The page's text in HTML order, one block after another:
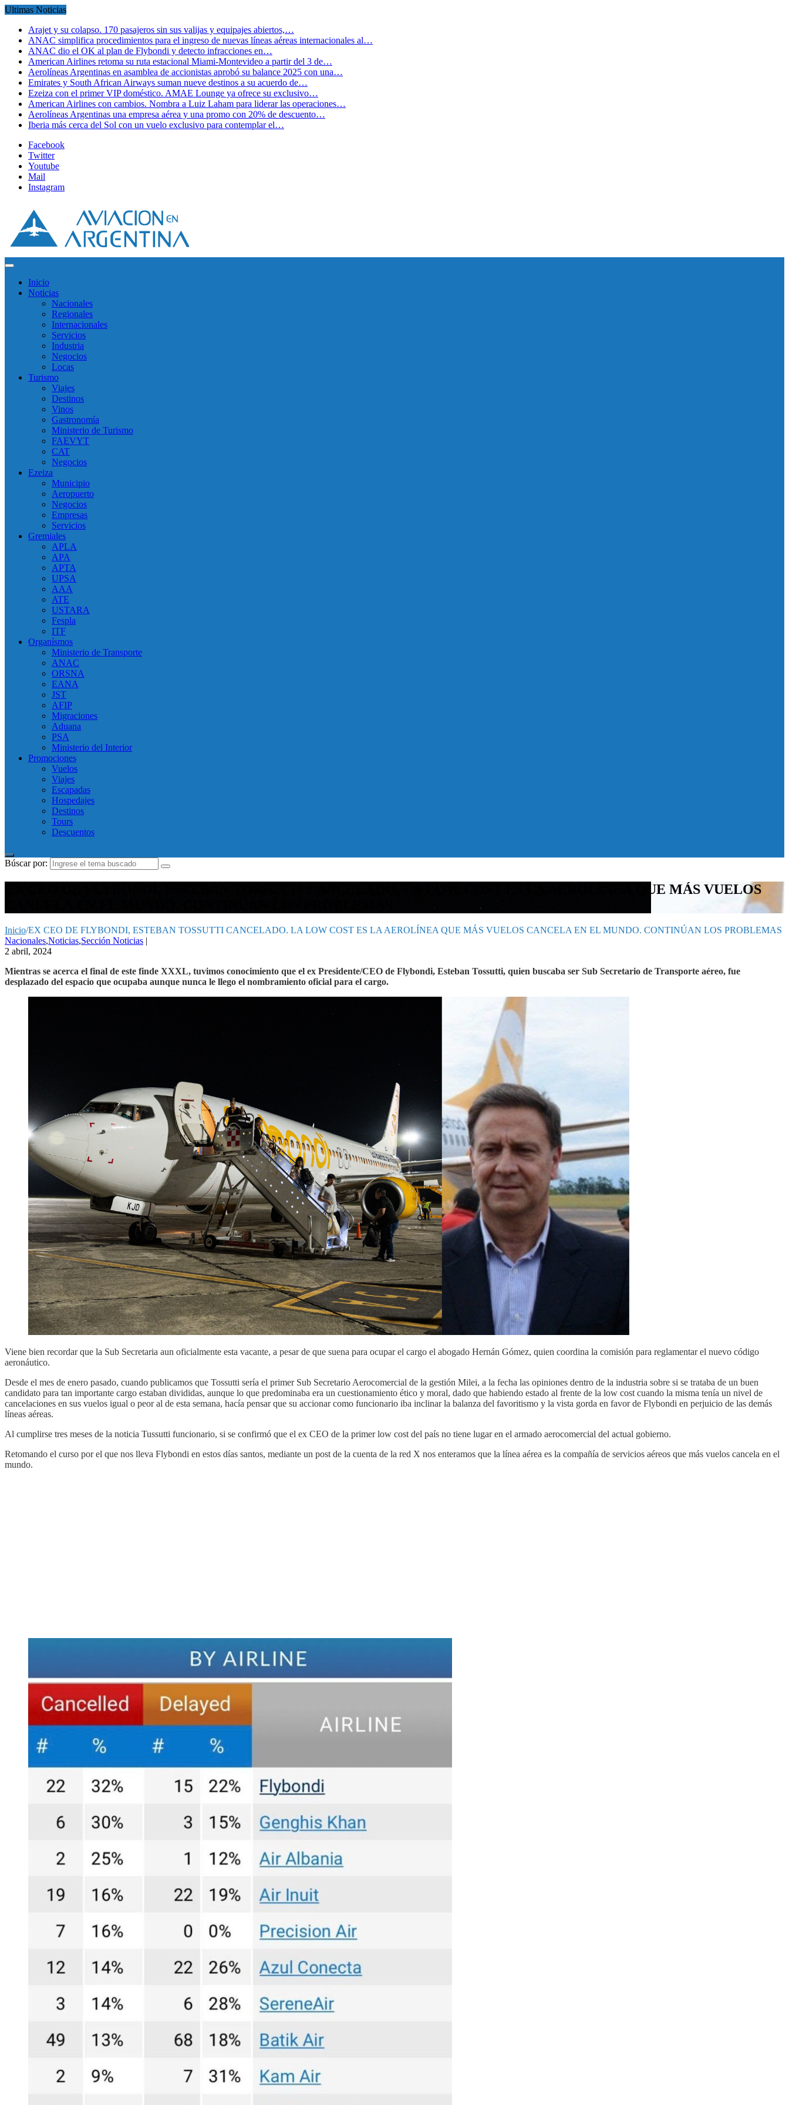
Ultimas Noticias
Arajet y su colapso. 170 pasajeros sin sus valijas y equipajes abiertos,…
ANAC simplifica procedimientos para el ingreso de nuevas líneas aéreas internacionales al…
ANAC dio el OK al plan de Flybondi y detecto infracciones en…
American Airlines retoma su ruta estacional Miami-Montevideo a partir del 3 de…
Aerolíneas Argentinas en asamblea de accionistas aprobó su balance 2025 con una…
Emirates y South African Airways suman nueve destinos a su acuerdo de…
Ezeiza con el primer VIP doméstico. AMAE Lounge ya ofrece su exclusivo…
American Airlines con cambios. Nombra a Luiz Laham para liderar las operaciones…
Aerolíneas Argentinas una empresa aérea y una promo con 20% de descuento…
Iberia más cerca del Sol con un vuelo exclusivo para contemplar el…
Facebook
Twitter
Youtube
Mail
Instagram
Inicio
Noticias
Nacionales
Regionales
Internacionales
Servicios
Industria
Negocios
Locas
Turismo
Viajes
Destinos
Vinos
Gastronomía
Ministerio de Turismo
FAEVYT
CAT
Negocios
Ezeiza
Municipio
Aeropuerto
Negocios
Empresas
Servicios
Gremiales
APLA
APA
APTA
UPSA
AAA
ATE
USTARA
Fespla
ITF
Organísmos
Ministerio de Transporte
ANAC
ORSNA
EANA
JST
AFIP
Migraciones
Aduana
PSA
Ministerio del Interior
Promociones
Vuelos
Viajes
Escapadas
Hospedajes
Destinos
Tours
Descuentos
Búscar por:
EX CEO DE FLYBONDI, ESTEBAN TOSSUTTI CANCELADO. LA LOW COST ES LA AEROLÍNEA QUE MÁS VUELOS
Inicio/EX CEO DE FLYBONDI, ESTEBAN TOSSUTTI CANCELADO. LA LOW COST ES LA AEROLÍNEA QUE MÁS VUELOS CANCELA EN EL MUNDO. CONTINÚAN LOS PROBLEMAS
Nacionales,Noticias,Sección Noticias |
2 abril, 2024
Mientras se acerca el final de este finde XXXL, tuvimos conocimiento que el ex Presidente/CEO de Flybondi, Esteban Tossutti, quien buscaba ser Sub Secretario de Transporte aéreo, fue
desplazado del espacio que ocupaba aunque nunca le llego el nombramiento oficial para el cargo.
Viene bien recordar que la Sub Secretaria aun oficialmente esta vacante, a pesar de que suena para ocupar el cargo el abogado Hernán Gómez, quien coordina la comisión para reglamentar el nuevo código
aeronáutico.
Desde el mes de enero pasado, cuando publicamos que Tossutti sería el primer Sub Secretario Aerocomercial de la gestión Milei, a la fecha las opiniones dentro de la industria sobre si se trataba de un buen
candidato para tan importante cargo estaban divididas, aunque lo que predominaba era un cuestionamiento ético y moral, dado que habiendo estado al frente de la low cost cuando la misma tenía un nivel de
cancelaciones en sus vuelos igual o peor al de esta semana, hacía pensar que su accionar como funcionario iba inclinar la balanza del favoritismo y la vista gorda en favor de Flybondi en perjuicio de las demás
líneas aéreas.
Al cumplirse tres meses de la noticia Tussutti funcionario, si se confirmó que el ex CEO de la primer low cost del país no tiene lugar en el armado aerocomercial del actual gobierno.
Retomando el curso por el que nos lleva Flybondi en estos días santos, mediante un post de la cuenta de la red X nos enteramos que la línea aérea es la compañía de servicios aéreos que más vuelos cancela en el
mundo.